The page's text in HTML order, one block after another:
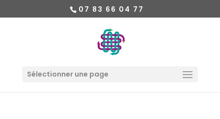
07 83 66 04 77
Sélectionner une page